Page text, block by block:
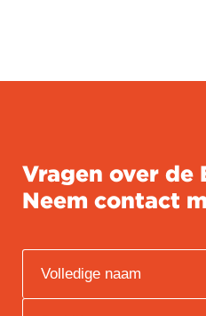
Vragen over de
Neem contact